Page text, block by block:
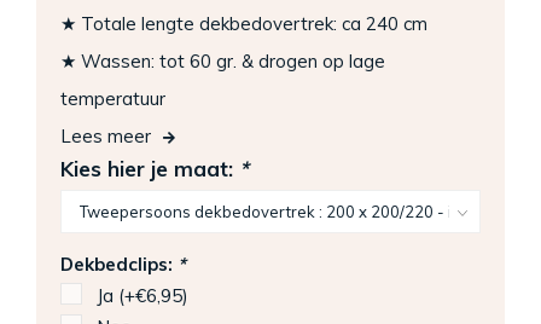
★ Totale lengte dekbedovertrek: ca 240 cm
★ Wassen: tot 60 gr. & drogen op lage
temperatuur
Lees meer
Kies hier je maat: *
Dekbedclips: *
Ja (+€6,95)